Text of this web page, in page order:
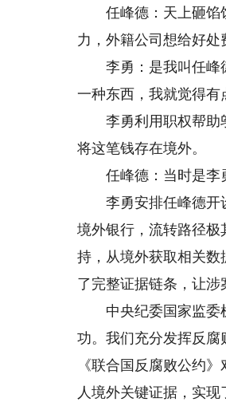
任峰德：天上砸馅饼
力，外籍公司想给好处
李勇：是我叫任峰德
一种东西，我就觉得有
李勇利用职权帮助邬
将这笔钱存在境外。
任峰德：当时是李勇
李勇安排任峰德开设
境外银行，流转路径
持，从境外获取相关
了完整证据链条，让涉
中央纪委国家监委机
功。我们充分发挥反
《联合国反腐败公约
人境外关键证据，实现